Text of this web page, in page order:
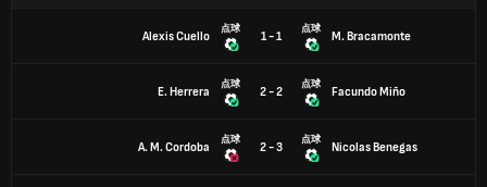
Alexis Cuello
点球
1 - 1
点球
M. Bracamonte
E. Herrera
点球
2 - 2
点球
Facundo Miño
A. M. Cordoba
点球
2 - 3
点球
Nicolas Benegas